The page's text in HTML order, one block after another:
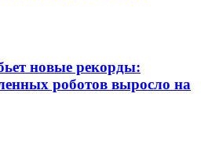
новые рекорды:
роботов выросло на